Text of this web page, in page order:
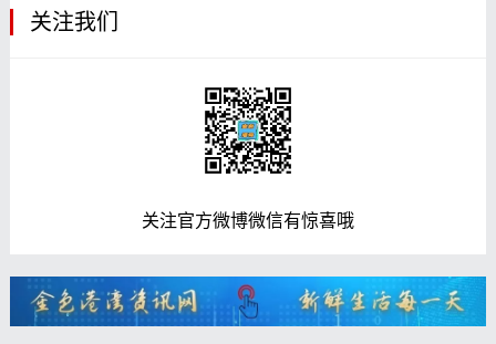
关注我们
关注官方微博微信有惊喜哦